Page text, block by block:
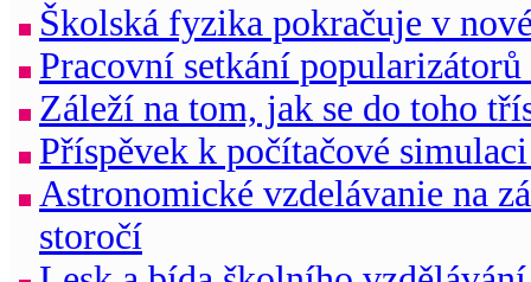
Školská fyzika pokračuje v
Pracovní setkání
Záleží na tom, jak se do toho
Příspěvek k počítačové
Astronomické vzdelávanie na
storočí